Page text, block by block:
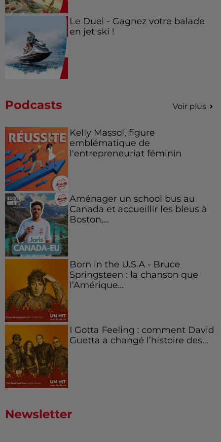
Le Duel - Gagnez votre balade
en jet ski !
Podcasts Voir plus
Kelly Massol, figure
emblématique de
l'entrepreneuriat féminin
Aménager un school bus au
Canada et accueillir les bleus à
Boston,...
Born in the U.S.A - Bruce
Springsteen : la chanson que
l’Amérique...
I Gotta Feeling : comment David
Guetta a changé l’histoire des...
Newsletter